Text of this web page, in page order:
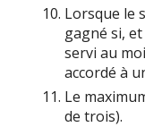
Lorsque le
gagné si,
servi au
accordé à
Le
de trois).